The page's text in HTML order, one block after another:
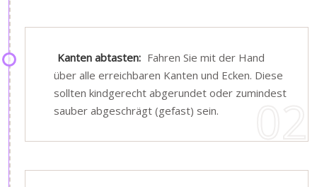
Kanten abtasten: Fahren Sie mit der Hand
über alle erreichbaren Kanten und Ecken. Diese
sollten kindgerecht abgerundet oder zumindest
sauber abgeschrägt (gefast) sein.